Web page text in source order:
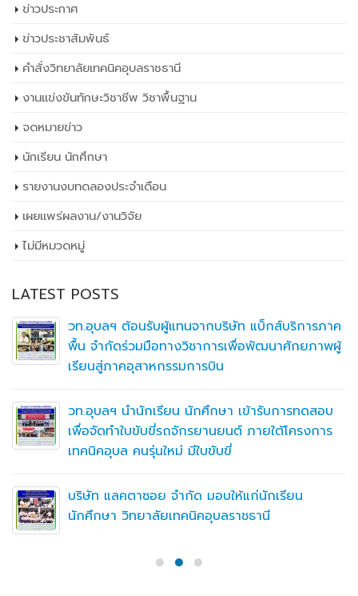
ข่าวประกาศ
ข่าวประชาสัมพันธ์
คำสั่งวิทยาลัยเทคนิคอุบลราชธานี
งานแข่งขันทักษะวิชาชีพ วิชาพื้นฐาน
จดหมายข่าว
นักเรียน นักศึกษา
รายงานงบทดลองประจำเดือน
เผยเเพร่ผลงาน/งานวิจัย
ไม่มีหมวดหมู่
LATEST POSTS
วท.อุบลฯ ต้อนรับผู้แทนจากบริษัท แบ็กส์บริการภาค
พื้น จำกัดร่วมมือทางวิชาการเพื่อพัฒนาศักยภาพผู้
เรียนสู่ภาคอุสาหกรรมการบิน
วท.อุบลฯ นำนักเรียน นักศึกษา เข้ารับการทดสอบ
เพื่อจัดทำใบขับขี่รถจักรยานยนต์ ภายใต้โครงการ
เทคนิคอุบล คนรุ่นใหม่ มีใบขับขี่
บริษัท แลคตาซอย จำกัด มอบให้แก่นักเรียน
นักศึกษา วิทยาลัยเทคนิคอุบลราชธานี